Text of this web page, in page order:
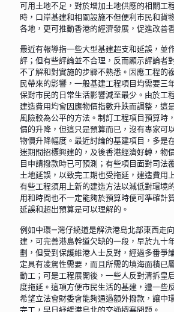
可用土地不足，對於增加土地供應的相關工
時，口岸基建和相關設施不但便利市民和貨
各地，更可推動香港的經濟發展，促進改善
最近有報導指一些大型基建超支和延誤，並
評；但有些評論並不合理，反而顯示評論者
不了解和對實施的步驟不熟悉。因應工程的
民帶來的影響，一般基建工程項目均需要三
保對市民的日常生活影響減至最少。由於工
建造費用均會因應物價指數升跌而調整，這
風險較為公平的方法。制訂工程項目預算時
價的升降，但這只是預算而已，沒有專家可
物價升降幅度。最近討論的基建項目，多是
迷期間招標興建的，及後香港經濟好轉，物
目申請撥款時已可預測；有些項目面對司法
土地延誤，以致完工期也受拖延，建造費用
有些工程須用上新的建造方法以減低對環境
用和時間也不一定能夠於預算時便可準確計
延誤和超出預算是可以理解的。
例如中環—灣仔繞道是解決港島北部東西走
建，可完善港島幹道欠缺的一段，早於九十
劃，但受到保護維港人士反對，經過多番爭
定具有凌駕性需要，而且所需的填海面積已
動工；可是工程展開後，一些人反對清拆皇
度拖延。這項方便市民生活的基建，遭一些
希望立法會財委會能夠通過額外撥款，讓中
完工，早日紓緩港島北的交通擠塞問題。